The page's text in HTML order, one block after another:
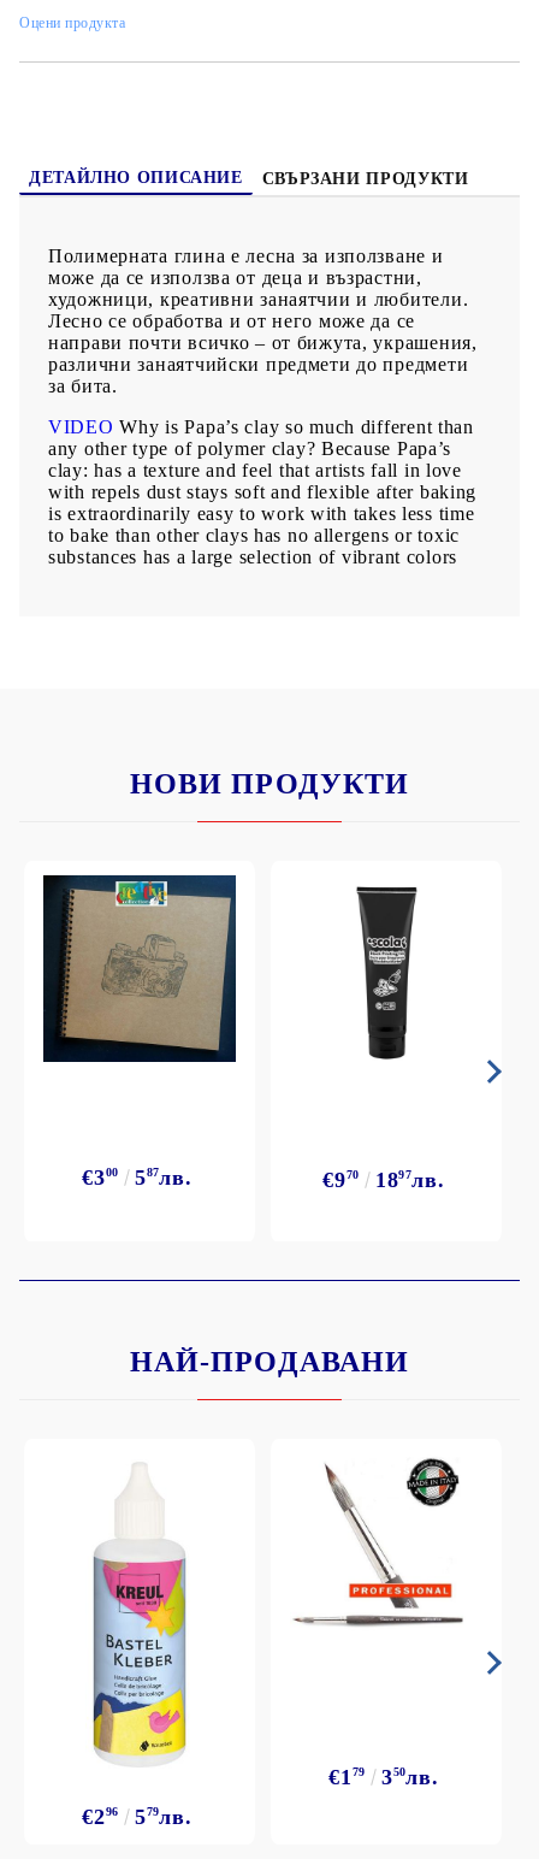
Оцени продукта
ДЕТАЙЛНО ОПИСАНИЕ СВЪРЗАНИ ПРОДУКТИ
Полимерната глина е лесна за използване и
може да се използва от деца и възрастни,
художници, креативни занаятчии и любители.
Лесно се обработва и от него може да се
направи почти всичко – от бижута, украшения,
различни занаятчийски предмети до предмети
за бита.
VIDEO Why is Papa’s clay so much different than
any other type of polymer clay? Because Papa’s
clay: has a texture and feel that artists fall in love
with repels dust stays soft and flexible after baking
is extraordinarily easy to work with takes less time
to bake than other clays has no allergens or toxic
substances has a large selection of vibrant colors
НОВИ ПРОДУКТИ
€300 587лв. €970 1897лв.
НАЙ-ПРОДАВАНИ
€296 579лв.
€179 350лв.